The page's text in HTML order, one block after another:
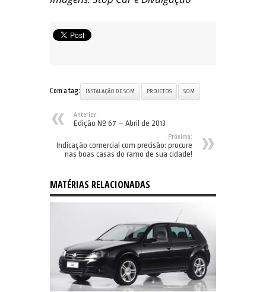
Com a tag: INSTALAÇÃO DE SOM PROJETOS SOM
Anterior:
Edição Nº 67 – Abril de 2013
Próxima:
Indicação comercial com precisão: procure
nas boas casas do ramo de sua cidade!
MATÉRIAS RELACIONADAS